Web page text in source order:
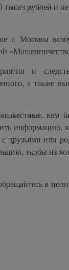
рублей и
г. Москвы
и
а также
кем
друзьями или
якобы из
в